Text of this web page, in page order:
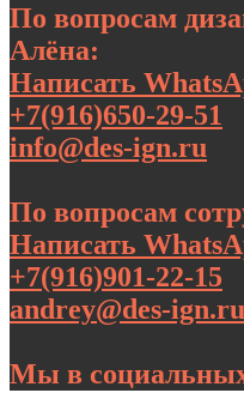
По вопросам
Алёна:
Написать
+7(916)650-29-51
info@des-ign.ru
По вопросам
Написать
+7(916)901-22-15
andrey@des-ign.ru
Мы в